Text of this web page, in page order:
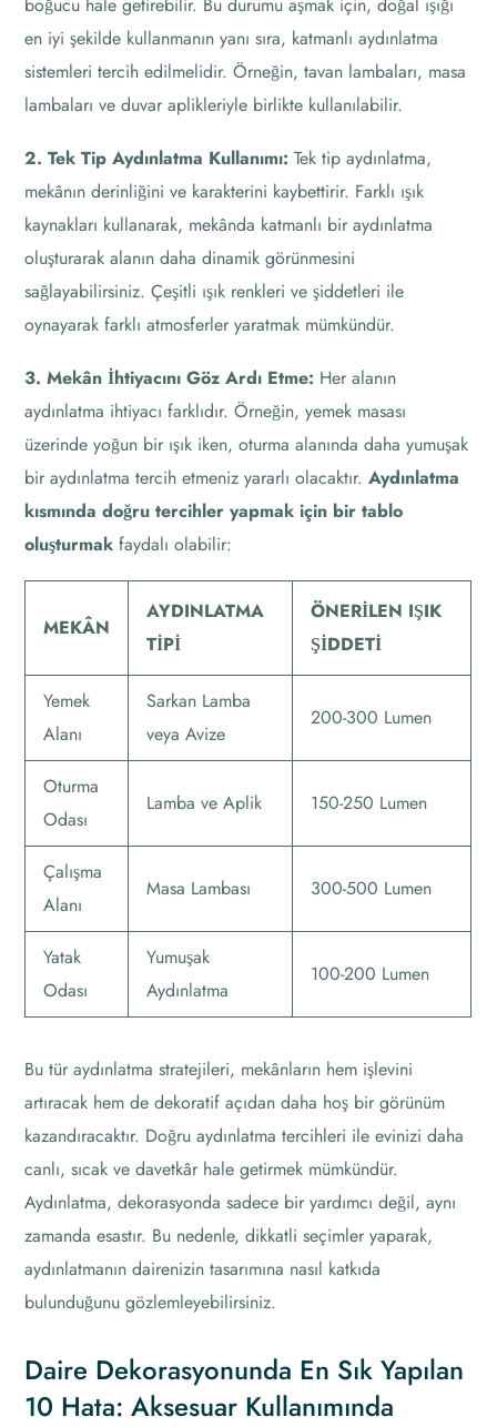
boğucu hale getirebilir. Bu durumu aşmak için, doğal ışığı
en iyi şekilde kullanmanın yanı sıra, katmanlı aydınlatma
sistemleri tercih edilmelidir. Örneğin, tavan lambaları, masa
lambaları ve duvar aplikleriyle birlikte kullanılabilir.
2. Tek Tip Aydınlatma Kullanımı: Tek tip aydınlatma,
mekânın derinliğini ve karakterini kaybettirir. Farklı ışık
kaynakları kullanarak, mekânda katmanlı bir aydınlatma
oluşturarak alanın daha dinamik görünmesini
sağlayabilirsiniz. Çeşitli ışık renkleri ve şiddetleri ile
oynayarak farklı atmosferler yaratmak mümkündür.
3. Mekân İhtiyacını Göz Ardı Etme: Her alanın
aydınlatma ihtiyacı farklıdır. Örneğin, yemek masası
üzerinde yoğun bir ışık iken, oturma alanında daha yumuşak
bir aydınlatma tercih etmeniz yararlı olacaktır.Aydınlatma
kısmında doğru tercihler yapmak için bir tablo
oluşturmak faydalı olabilir:
MEKÂN
AYDINLATMA
TIPI
ÖNERILEN IŞIK
ŞIDDETI
Yemek
Alanı
Sarkan Lamba
veya Avize
200-300 Lumen
Oturma
Odası
Lamba ve Aplik 150-250 Lumen
Çalışma
Alanı
Masa Lambası 300-500 Lumen
Yatak
Odası
Yumuşak
Aydınlatma
100-200 Lumen
Bu tür aydınlatma stratejileri, mekânların hem işlevini
artıracak hem de dekoratif açıdan daha hoş bir görünüm
kazandıracaktır. Doğru aydınlatma tercihleri ile evinizi daha
canlı, sıcak ve davetkâr hale getirmek mümkündür.
Aydınlatma, dekorasyonda sadece bir yardımcı değil, aynı
zamanda esastır. Bu nedenle, dikkatli seçimler yaparak,
aydınlatmanın dairenizin tasarımına nasıl katkıda
bulunduğunu gözlemleyebilirsiniz.
Daire Dekorasyonunda En Sık Yapılan
10 Hata: Aksesuar Kullanımında